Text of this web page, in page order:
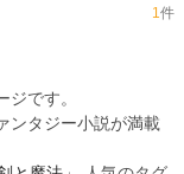
1件
です。
ンタジー小説が満載